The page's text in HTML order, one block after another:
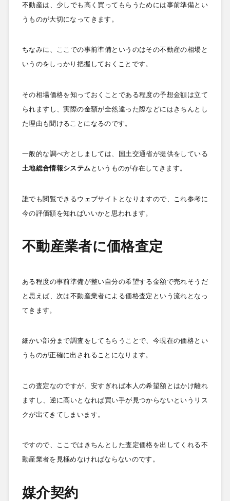
不動産は、少しでも高く買ってもらうためには事前準備とい
うものが大切になってきます。
ちなみに、ここでの事前準備というのはその不動産の相場と
いうのをしっかり把握しておくことです。
その相場価格を知っておくことである程度の予想金額は立て
られますし、実際の金額が全然違った際などにはきちんとし
た理由も聞けることになるのです。
一般的な調べ方としましては、国土交通省が提供をしている
土地総合情報システム というものが存在してきます。
誰でも閲覧できるウェブサイトとなりますので、これ参考に
今の評価額を知ればいいかと思われます。
不動産業者に価格査定
ある程度の事前準備が整い自分の希望する金額で売れそうだ
と思えば、次は不動産業者による価格査定という流れとなっ
てきます。
細かい部分まで調査をしてもらうことで、今現在の価格とい
うものが正確に出されることになります。
この査定なのですが、安すぎれば本人の希望額とはかけ離れ
ますし、逆に高いとなれば買い手が見つからないというリス
クが出てきてしまいます。
ですので、ここではきちんとした査定価格を出してくれる不
動産業者を見極めなければならないのです。
媒介契約